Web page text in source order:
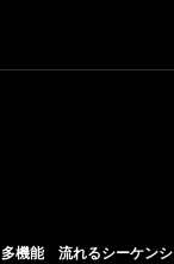
多機能 流れるシーケンシ